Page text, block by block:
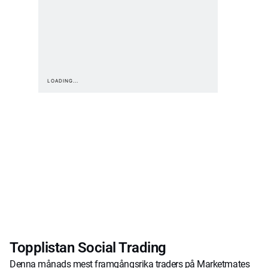
Topplistan Social Trading
Denna månads mest framgångsrika traders på Marketmates